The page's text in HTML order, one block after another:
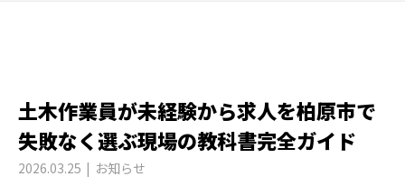
土木作業員が未経験から求人を柏原市で
失敗なく選ぶ現場の教科書完全ガイド
2026.03.25 お知らせ